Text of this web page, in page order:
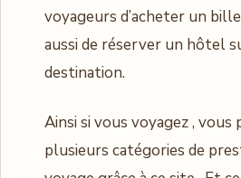
voyageurs d’acheter un
aussi de réserver un hôtel
destination.
Ainsi si vous voyagez , vous
plusieurs catégories de